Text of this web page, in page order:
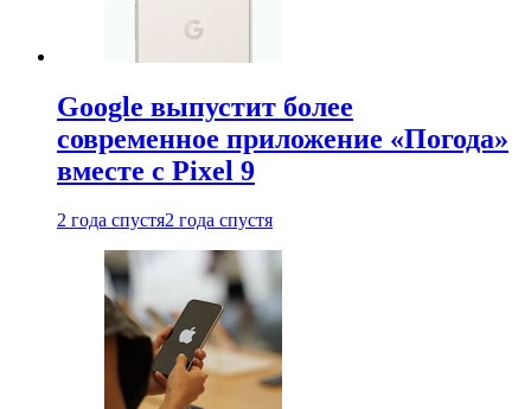
Google выпустит более
современное приложение «Погода»
вместе с Pixel 9
2 года спустя2 года спустя